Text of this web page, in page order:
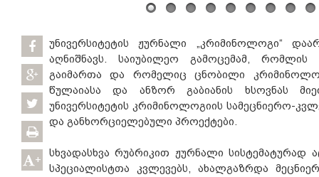
+
უნივერსიტეტის ჟურნალი „კრიმინოლოგი“
აღნიშნავს. საიუბილეო გამოცემამ, რომლის
გაიმართა და რომელიც ცნობილი
წულაიასა და ანზორ გაბიანის ხსოვნას
უნივერსიტეტის კრიმინოლოგიის სამეცნიერო-
და განხორციელებული პროექტები.
სხვადასხვა რუბრიკით ჟურნალი სისტემატურად
სპეციალისტთა კვლევებს, ახალგაზრდა